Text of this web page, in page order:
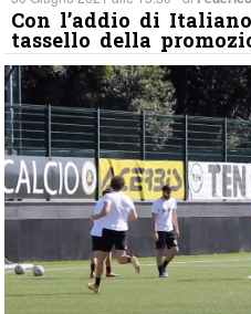
Con l’addio di
tassello della